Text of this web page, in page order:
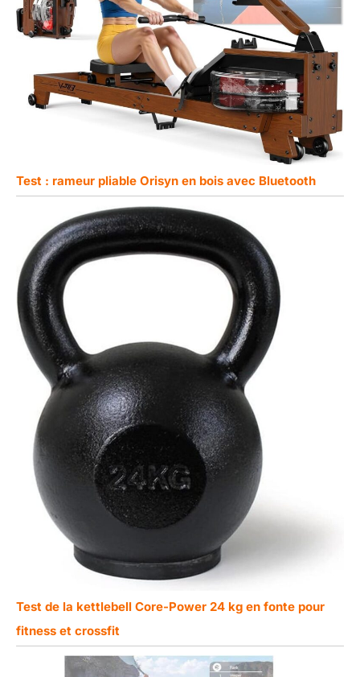
Test : rameur pliable Orisyn en bois avec Bluetooth
Test de la kettlebell Core-Power 24 kg en fonte pour
fitness et crossfit